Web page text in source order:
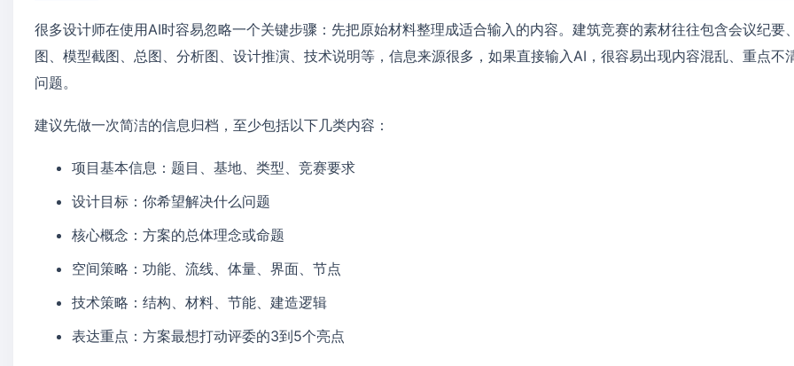
很多设计师在使用AI时容易忽略一个关键步骤：先把原始材料整理成适合输入的内容。建筑竞赛的素材往往包含会议纪要
图、模型截图、总图、分析图、设计推演、技术说明等，信息来源很多，如果直接输入AI，很容易出现内容混乱、重点不
问题。
建议先做一次简洁的信息归档，至少包括以下几类内容：
项目基本信息：题目、基地、类型、竞赛要求
设计目标：你希望解决什么问题
核心概念：方案的总体理念或命题
空间策略：功能、流线、体量、界面、节点
技术策略：结构、材料、节能、建造逻辑
表达重点：方案最想打动评委的3到5个亮点